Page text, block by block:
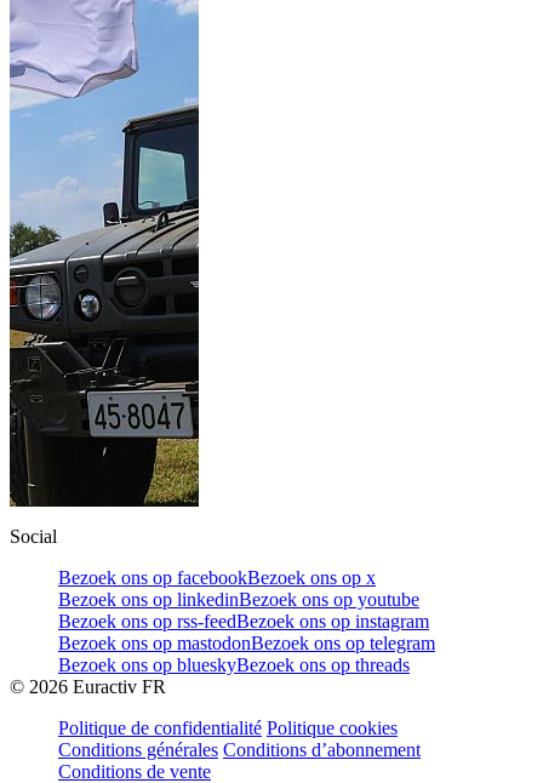
Social
Bezoek ons op facebookBezoek ons op x
Bezoek ons op linkedinBezoek ons op youtube
Bezoek ons op rss-feedBezoek ons op instagram
Bezoek ons op mastodonBezoek ons op telegram
Bezoek ons op blueskyBezoek ons op threads
© 2026 Euractiv FR
Politique de confidentialité Politique cookies
Conditions générales Conditions d’abonnement
Conditions de vente